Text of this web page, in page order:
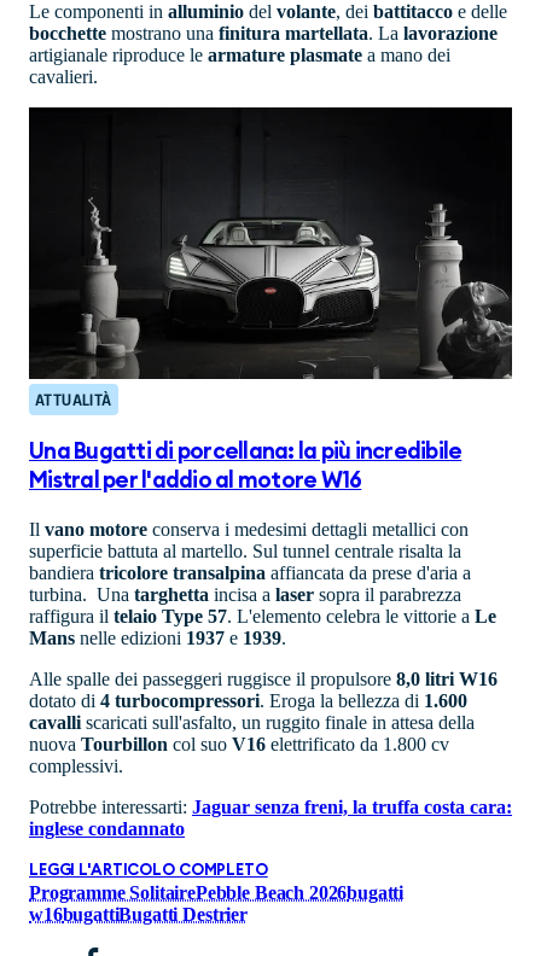
Le componenti in alluminio del volante, dei battitacco e delle
bocchette mostrano una finitura martellata. La lavorazione
artigianale riproduce le armature plasmate a mano dei
cavalieri.
ATTUALITÀ
Una Bugatti di porcellana: la più incredibile
Mistral per l'addio al motore W16
Il vano motore conserva i medesimi dettagli metallici con
superficie battuta al martello. Sul tunnel centrale risalta la
bandiera tricolore transalpina affiancata da prese d'aria a
turbina. Una targhetta incisa a laser sopra il parabrezza
raffigura il telaio Type 57. L'elemento celebra le vittorie a Le
Mans nelle edizioni 1937 e 1939.
Alle spalle dei passeggeri ruggisce il propulsore 8,0 litri W16
dotato di 4 turbocompressori. Eroga la bellezza di 1.600
cavalli scaricati sull'asfalto, un ruggito finale in attesa della
nuova Tourbillon col suo V16 elettrificato da 1.800 cv
complessivi.
Potrebbe interessarti: Jaguar senza freni, la truffa costa cara:
inglese condannato
LEGGI L'ARTICOLO COMPLETO
Programme SolitairePebble Beach 2026bugatti
w16bugattiBugatti Destrier